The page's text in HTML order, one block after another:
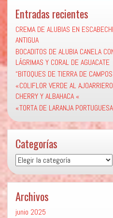
Entradas recientes
CREMA DE ALUBIAS EN
ANTIGUA
BOCADITOS DE ALUBIA CANELA
LÁGRIMAS Y CORAL DE AGUACATE
“BITOQUES DE TIERRA DE
«COLIFLOR VERDE AL
CHERRY Y ALBAHACA «
«TORTA DE LARANJA
Categorías
Categorías
Archivos
junio 2025